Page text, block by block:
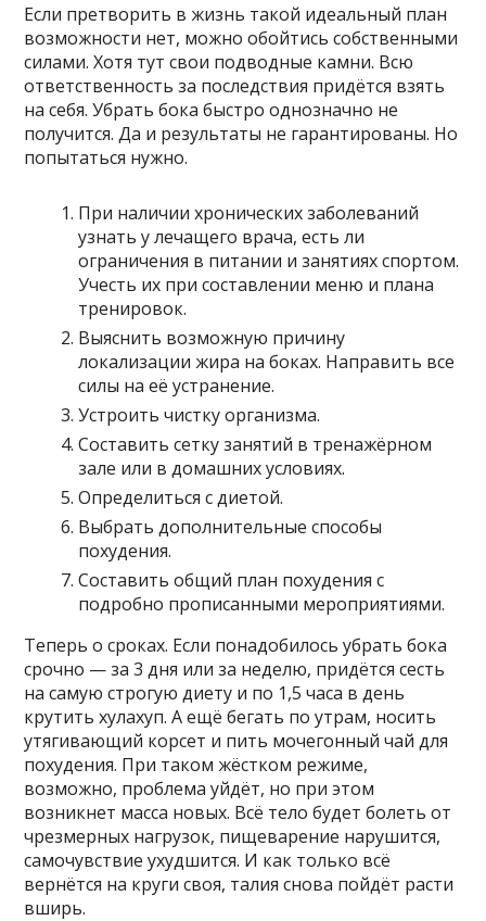
Если претворить в жизнь такой идеальный план
возможности нет, можно обойтись собственными
силами. Хотя тут свои подводные камни. Всю
ответственность за последствия придётся взять
на себя. Убрать бока быстро однозначно не
получится. Да и результаты не гарантированы. Но
попытаться нужно.
При наличии хронических заболеваний
узнать у лечащего врача, есть ли
ограничения в питании и занятиях спортом.
Учесть их при составлении меню и плана
тренировок.
Выяснить возможную причину
локализации жира на боках. Направить все
силы на её устранение.
Устроить чистку организма.
Составить сетку занятий в тренажёрном
зале или в домашних условиях.
Определиться с диетой.
Выбрать дополнительные способы
похудения.
Составить общий план похудения с
подробно прописанными мероприятиями.
Теперь о сроках. Если понадобилось убрать бока
срочно — за 3 дня или за неделю, придётся сесть
на самую строгую диету и по 1,5 часа в день
крутить хулахуп. А ещё бегать по утрам, носить
утягивающий корсет и пить мочегонный чай для
похудения. При таком жёстком режиме,
возможно, проблема уйдёт, но при этом
возникнет масса новых. Всё тело будет болеть от
чрезмерных нагрузок, пищеварение нарушится,
самочувствие ухудшится. И как только всё
вернётся на круги своя, талия снова пойдёт расти
вширь.